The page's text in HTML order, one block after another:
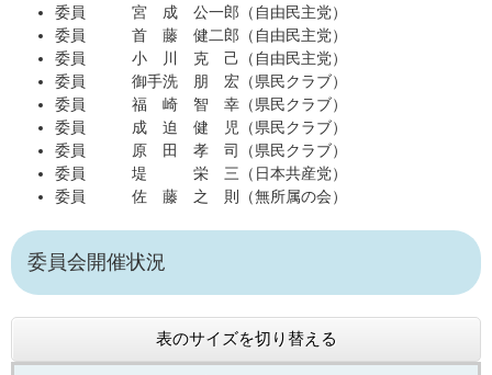
委員 宮 成 公一郎（自由民主党）
委員 首 藤 健二郎（自由民主党）
委員 小 川 克 己（自由民主党）
委員 御手洗 朋 宏（県民クラブ）
委員 福 崎 智 幸（県民クラブ）
委員 成 迫 健 児（県民クラブ）
委員 原 田 孝 司（県民クラブ）
委員 堤 栄 三（日本共産党）
委員 佐 藤 之 則（無所属の会）
委員会開催状況
表のサイズを切り替える